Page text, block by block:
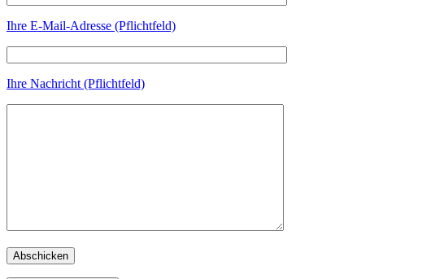
Ihre E-Mail-Adresse (Pflichtfeld)
Ihre Nachricht (Pflichtfeld)